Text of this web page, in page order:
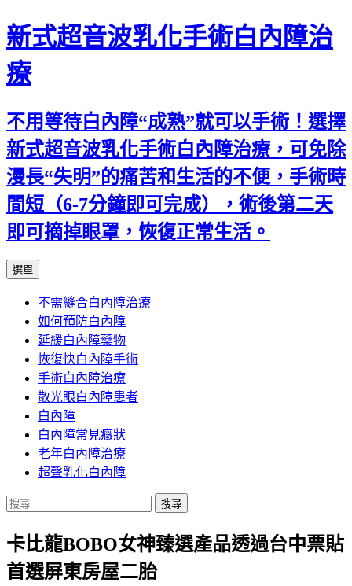
新式超音波乳化手術白內障治
療
不用等待白內障“成熟”就可以手術！選擇
新式超音波乳化手術白內障治療，可免除
漫長“失明”的痛苦和生活的不便，手術時
間短（6-7分鐘即可完成），術後第二天
即可摘掉眼罩，恢復正常生活。
選單
主
要
內
容
不需縫合白內障治療
如何預防白內障
延緩白內障藥物
恢復快白內障手術
手術白內障治療
散光眼白內障患者
白內障
白內障常見癥狀
老年白內障治療
超聲乳化白內障
搜
關
鍵
字:
卡比龍BOBO女神臻選產品透過台中票貼
首選屏東房屋二胎